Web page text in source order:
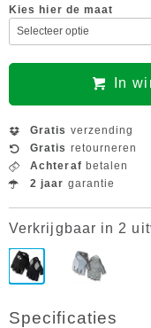
Kies hier de maat
In
Gratis verzending
Gratis retourneren
Achteraf betalen
2 jaar garantie
Verkrijgbaar in 2
Specificaties